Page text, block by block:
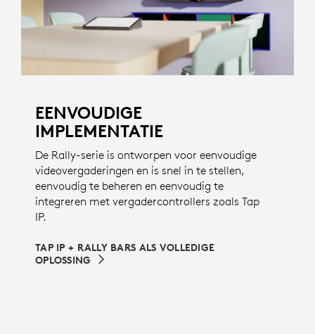
EENVOUDIGE
IMPLEMENTATIE
De Rally-serie is ontworpen voor eenvoudige
videovergaderingen en is snel in te stellen,
eenvoudig te beheren en eenvoudig te
integreren met vergadercontrollers zoals Tap
IP.
TAP IP + RALLY BARS ALS VOLLEDIGE
OPLOSSING